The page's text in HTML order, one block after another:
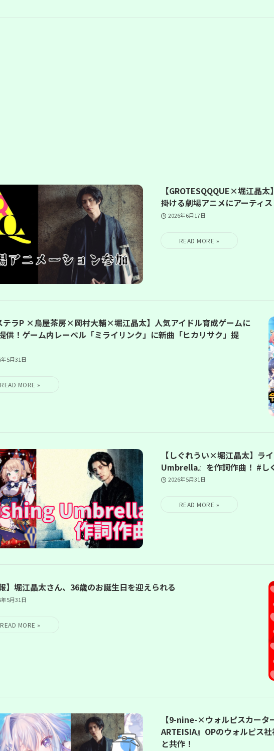
【GROTESQQQUE×堀江
掛ける劇場アニメにアーティ
2026年6月17日
テラP ×烏屋茶房×岡村大輔×堀江晶太】人気アイドル育成ゲームに
供！ゲーム内レーベル「ミライリンク」に新曲「ヒカリサク」提
5月31日
【しぐれうい×堀江晶太】ラ
Umbrella』を作詞作曲！ #し
2026年5月31日
報】堀江晶太さん、36歳のお誕生日を迎えられる
5月31日
【9-nine-×ウォルピスカー
ARTEISIA』OPのウォルピス
と共作！